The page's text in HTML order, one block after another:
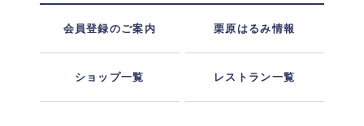
会員登録のご案内 栗原はるみ情報
ショップ一覧 レストラン一覧